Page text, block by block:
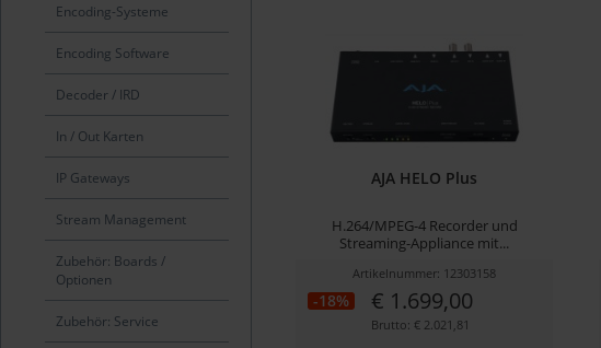
Encoding-Systeme
Encoding Software
Decoder / IRD
In / Out Karten
IP Gateways
Stream Management
Zubehör: Boards /
Optionen
Zubehör: Service
AJA HELO Plus
H.264/MPEG-4 Recorder und
Streaming-Appliance mit...
Artikelnummer: 12303158
-18% € 1.699,00
Brutto: € 2.021,81